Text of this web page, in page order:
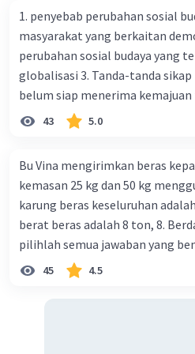
Iklan
1. penyebab perubahan sosial
masyarakat yang berkaitan
perubahan sosial budaya yang
globalisasi 3. Tanda-tanda
belum siap menerima
modernisasi dalam kehidupan
Kegiatan manusia di bidang
modernisasi di bidang ilmu
terhadap pola pikir masyarakat
proses modernisasi di
kesalahan pahaman, salah
menganggap jika menjadi
arti dari globalisasi 9. Bentuk
43 5.0
Bu Vina mengirimkan beras
kemasan 25 kg dan 50 kg
karung beras keseluruhan
berat beras adalah 8 ton, 8.
pilihlah semua jawaban yang
dari satu. Banyak karung beras
buah. Banyak karung beras
45 4.5